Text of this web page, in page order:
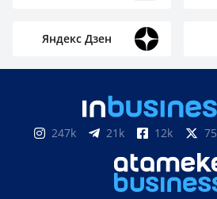
Яндекс Дзен
247k 21k 12k 75